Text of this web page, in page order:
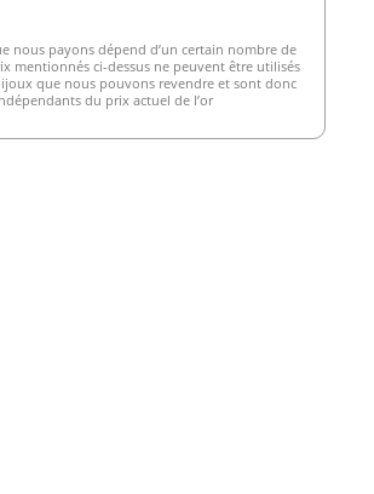
nous payons dépend d’un certain nombre de
mentionnés ci-dessus ne peuvent être utilisés
que nous pouvons revendre et sont donc
du prix actuel de l’or